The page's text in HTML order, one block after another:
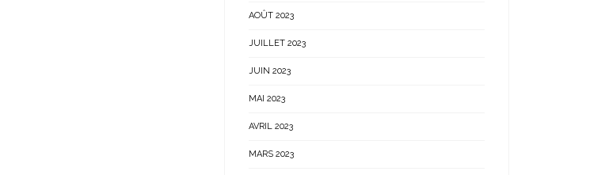
AOÛT 2023
JUILLET 2023
JUIN 2023
MAI 2023
AVRIL 2023
MARS 2023